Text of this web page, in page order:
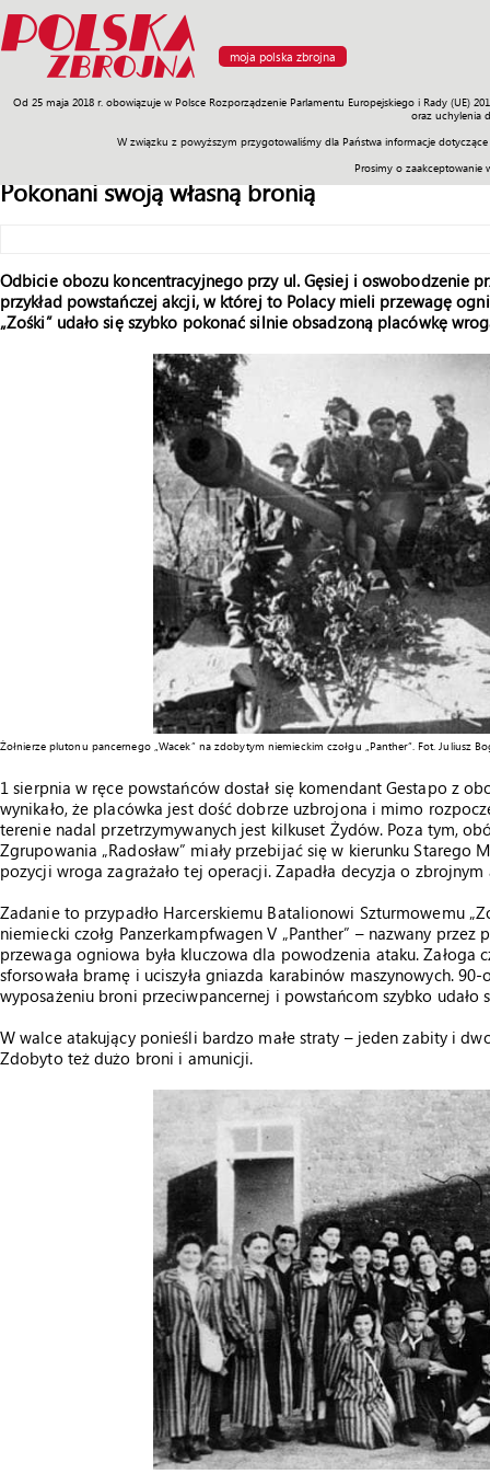
moja polska zbrojna
Od 25 maja 2018 r. obowiązuje w Polsce Rozporządzenie Parlamentu Europejskiego i Rady
oraz uchylenia
W związku z powyższym przygotowaliśmy dla Państwa informacje
Prosimy o
Armia Poligon Sprzęt Misje Polityka Prawo Świat
Pokonani swoją własną bronią
Odbicie obozu koncentracyjnego przy ul. Gęsiej i oswobodzenie
przykład powstańczej akcji, w której to Polacy mieli przewagę
„Zośki” udało się szybko pokonać silnie obsadzoną placówkę
Żołnierze plutonu pancernego „Wacek” na zdobytym niemieckim czołgu „Panther”. Fot. Juliusz
1 sierpnia w ręce powstańców dostał się komendant Gestapo z
wynikało, że placówka jest dość dobrze uzbrojona i mimo
terenie nadal przetrzymywanych jest kilkuset Żydów. Poza tym,
Zgrupowania „Radosław” miały przebijać się w kierunku Starego
pozycji wroga zagrażało tej operacji. Zapadła decyzja o zbrojnym
Zadanie to przypadło Harcerskiemu Batalionowi Szturmowemu
niemiecki czołg Panzerkampfwagen V „Panther” – nazwany
przewaga ogniowa była kluczowa dla powodzenia ataku. Załoga
sforsowała bramę i uciszyła gniazda karabinów maszynowych.
wyposażeniu broni przeciwpancernej i powstańcom szybko udało
W walce atakujący ponieśli bardzo małe straty – jeden zabity i
Zdobyto też dużo broni i amunicji.